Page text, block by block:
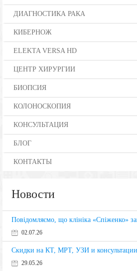
ДИАГНОСТИКА РАКА
КИБЕРНОЖ
ELEKTA VERSA HD
ЦЕНТР ХИРУРГИИ
БИОПСИЯ
КОЛОНОСКОПИЯ
КОНСУЛЬТАЦИЯ
БЛОГ
КОНТАКТЫ
Новости
Повідомляємо, що клініка «Спіженко»
02.07.26
Скидки на КТ, МРТ, УЗИ и консультации
29.05.26